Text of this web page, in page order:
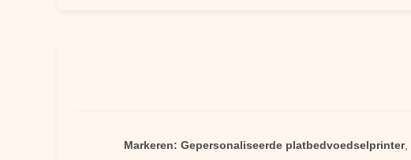
Markeren: Gepersonaliseerde platbedvoedselprinter,